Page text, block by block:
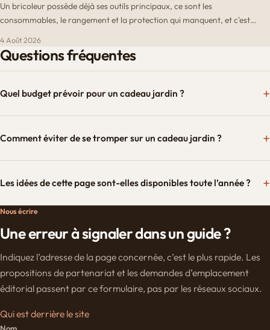
Un bricoleur possède déjà ses outils principaux, ce sont les
consommables, le rangement et la protection qui manquent, et c'est…
4 Août 2026
Questions fréquentes
Quel budget prévoir pour un cadeau jardin ?
Comment éviter de se tromper sur un cadeau jardin ?
Les idées de cette page sont-elles disponibles toute l’année ?
Nous écrire
Une erreur à signaler dans un guide ?
Indiquez l’adresse de la page concernée, c’est le plus rapide. Les
propositions de partenariat et les demandes d’emplacement
éditorial passent par ce formulaire, pas par les réseaux sociaux.
Qui est derrière le site